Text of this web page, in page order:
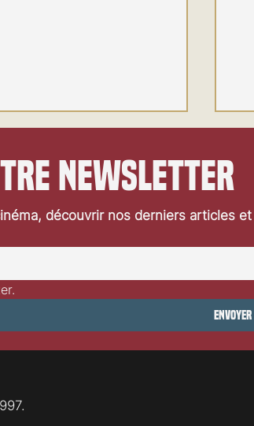
newsletter
découvrir nos derniers articles
Envoyer